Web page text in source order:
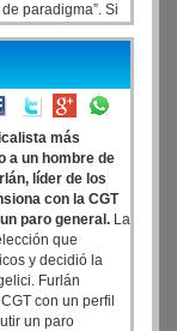
paradigma”. Si
¿qué podría
la intención
especialistas
como Palantir
local y
más
a un hombre de
líder de los
con la CGT
paro general. La
que
y decidió la
Furlán
con un perfil
un paro